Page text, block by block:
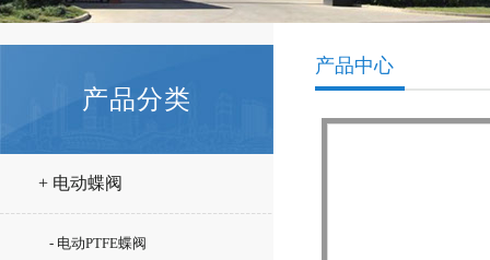
产品分类
+ 电动蝶阀
- 电动PTFE蝶阀
产品中心